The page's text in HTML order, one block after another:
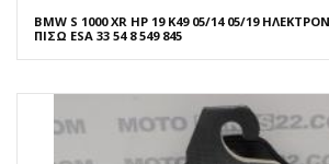
BMW S 1000 XR HP 19 K49 05/14 05/19
ΠΙΣΩ ESA 33 54 8 549 845